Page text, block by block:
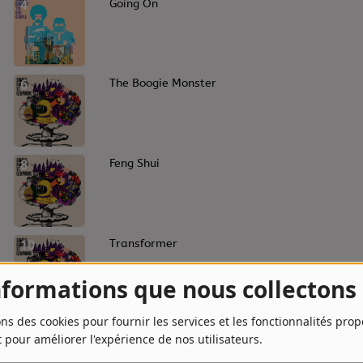
que nous collectons
des cookies pour fournir les services et les fonctionnalités
pour améliorer l'expérience de nos utilisateurs.
4 Going On
6 The Boogie Monster
8 Feng Shui
10 Transformer